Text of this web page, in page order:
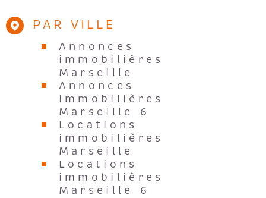
PAR VILLE
Annonces
immobilières
Marseille
Annonces
immobilières
Marseille 6
Locations
immobilières
Marseille
Locations
immobilières
Marseille 6